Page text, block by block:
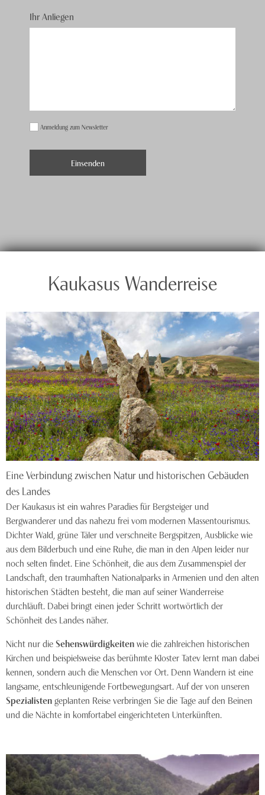
Ihr Anliegen
Anmeldung zum Newsletter
Kaukasus Wanderreise
Eine Verbindung zwischen Natur und historischen Gebäuden
des Landes
Der Kaukasus ist ein wahres Paradies für Bergsteiger und
Bergwanderer und das nahezu frei vom modernen Massentourismus.
Dichter Wald, grüne Täler und verschneite Bergspitzen, Ausblicke wie
aus dem Bilderbuch und eine Ruhe, die man in den Alpen leider nur
noch selten findet. Eine Schönheit, die aus dem Zusammenspiel der
Landschaft, den traumhaften Nationalparks in Armenien und den alten
historischen Städten besteht, die man auf seiner Wanderreise
durchläuft. Dabei bringt einen jeder Schritt wortwörtlich der
Schönheit des Landes näher.
Nicht nur dieSehenswürdigkeitenwie die zahlreichen historischen
Kirchen und beispielsweise das berühmte Kloster Tatev lernt man dabei
kennen, sondern auch die Menschen vor Ort. Denn Wandern ist eine
langsame, entschleunigende Fortbewegungsart. Auf der von unseren
Spezialistengeplanten Reise verbringen Sie die Tage auf den Beinen
und die Nächte in komfortabel eingerichteten Unterkünften.